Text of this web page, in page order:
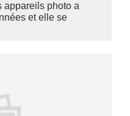
appareils photo a
et elle se